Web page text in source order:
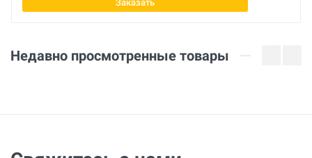
Заказать
Недавно просмотренные товары